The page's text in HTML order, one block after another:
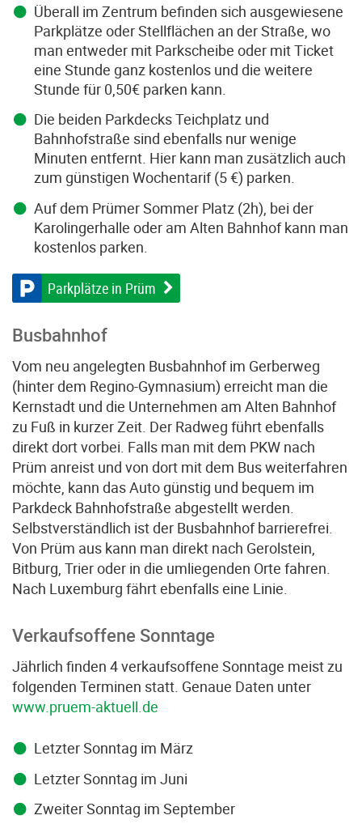
Überall im Zentrum befinden sich ausgewiesene
Parkplätze oder Stellflächen an der Straße, wo
man entweder mit Parkscheibe oder mit Ticket
eine Stunde ganz kostenlos und die weitere
Stunde für 0,50€ parken kann.
Die beiden Parkdecks Teichplatz und
Bahnhofstraße sind ebenfalls nur wenige
Minuten entfernt. Hier kann man zusätzlich auch
zum günstigen Wochentarif (5 €) parken.
Auf dem Prümer Sommer Platz (2h), bei der
Karolingerhalle oder am Alten Bahnhof kann man
kostenlos parken.
Parkplätze in Prüm
Busbahnhof
Vom neu angelegten Busbahnhof im Gerberweg
(hinter dem Regino-Gymnasium) erreicht man die
Kernstadt und die Unternehmen am Alten Bahnhof
zu Fuß in kurzer Zeit. Der Radweg führt ebenfalls
direkt dort vorbei. Falls man mit dem PKW nach
Prüm anreist und von dort mit dem Bus weiterfahren
möchte, kann das Auto günstig und bequem im
Parkdeck Bahnhofstraße abgestellt werden.
Selbstverständlich ist der Busbahnhof barrierefrei.
Von Prüm aus kann man direkt nach Gerolstein,
Bitburg, Trier oder in die umliegenden Orte fahren.
Nach Luxemburg fährt ebenfalls eine Linie.
Verkaufsoffene Sonntage
Jährlich finden 4 verkaufsoffene Sonntage meist zu
folgenden Terminen statt. Genaue Daten unter
www.pruem-aktuell.de
Letzter Sonntag im März
Letzter Sonntag im Juni
Zweiter Sonntag im September